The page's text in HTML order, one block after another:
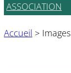
ASSOCIATION
Accueil > Images